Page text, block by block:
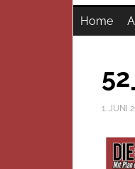
Home
1. JUNI